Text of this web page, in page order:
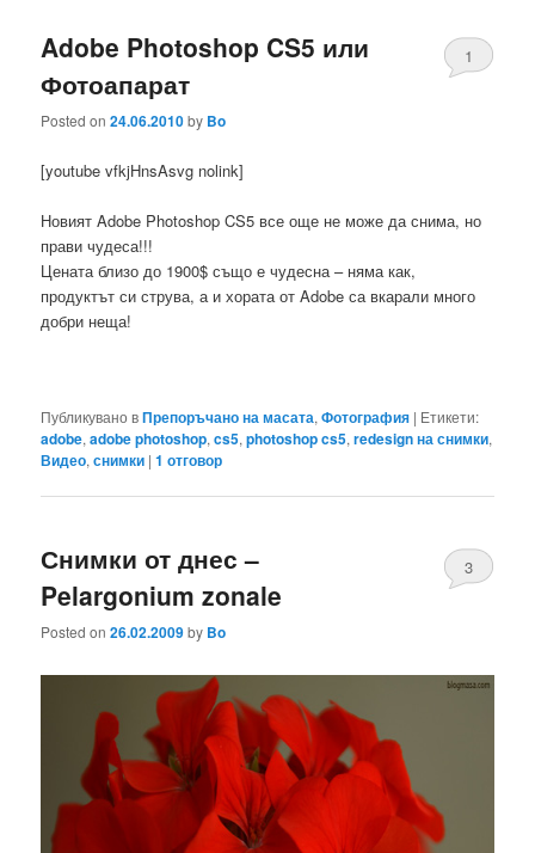
Adobe Photoshop CS5 или
Фотоапарат
Posted on24.06.2010by Bo
1
[youtube vfkjHnsAsvg nolink]
Новият Adobe Photoshop CS5 все още не може да снима, но
прави чудеса!!!
Цената близо до 1900$ също е чудесна – няма как,
продуктът си струва, а и хората от Adobe са вкарали много
добри неща!
Публикувано вПрепоръчано на масата,Фотография | Етикети:
adobe,adobe photoshop,cs5,photoshop cs5,redesign на снимки,
Видео,снимки |1 отговор
Снимки от днес –
Pelargonium zonale
Posted on26.02.2009by Bo
3